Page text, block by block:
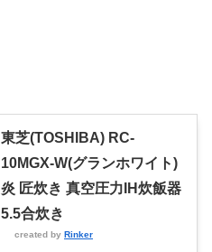
東芝(TOSHIBA) RC-
10MGX-W(グランホワイト)
炎 匠炊き 真空圧力IH炊飯器
5.5合炊き
created by Rinker